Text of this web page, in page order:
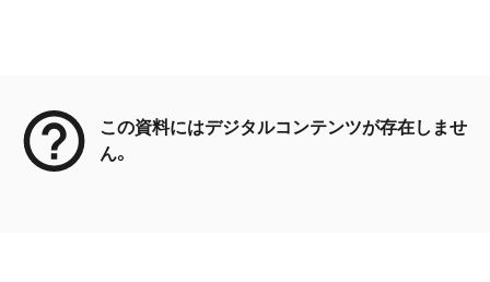
この資料にはデジタルコンテンツが存在しませ
ん。